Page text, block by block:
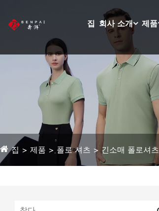
집 회사 소개 제품
집 제품 폴로 셔츠 긴소매 폴로셔츠